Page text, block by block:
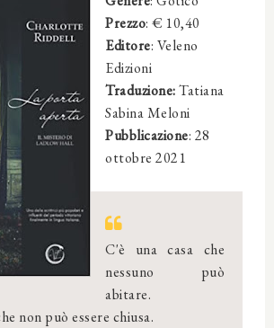
Prezzo: € 10,40
Editore: ‎ Veleno
Edizioni
Traduzione:Tatiana
Sabina Meloni
Pubblicazione: 28
ottobre 2021
C'è una casa che
nessuno può
abitare.
non può essere chiusa.